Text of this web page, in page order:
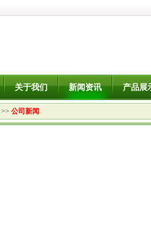
关于我们 新闻资讯 产品展
>> 公司新闻